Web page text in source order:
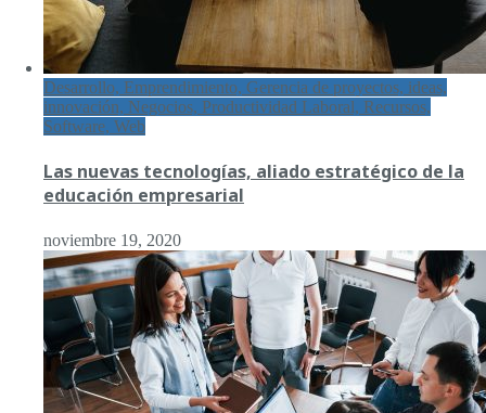
Desarrollo, Emprendimiento, Gerencia de proyectos, ideas,
innovación, Negocios, Productividad Laboral, Recursos,
Software, Web
Las nuevas tecnologías, aliado estratégico de la
educación empresarial
noviembre 19, 2020